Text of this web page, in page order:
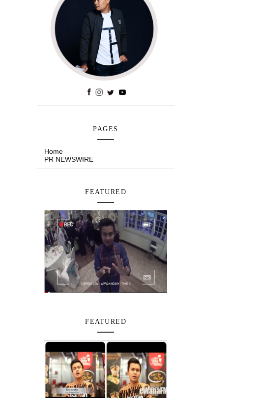
PAGES
Home
PR NEWSWIRE
FEATURED
FEATURED